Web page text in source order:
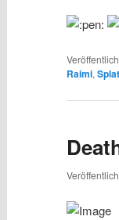
Raimi,